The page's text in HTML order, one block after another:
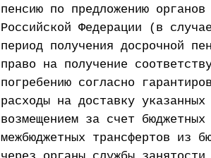
пенсию по предложению
Российской Федерации (в
период получения досрочной
право на получение
погребению согласно
расходы на доставку
возмещением за счет
межбюджетных трансфертов из